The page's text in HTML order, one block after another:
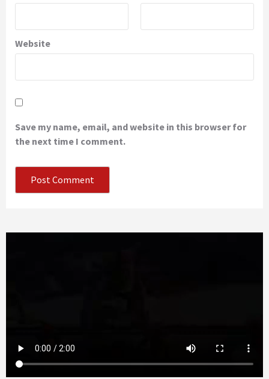
Website
Save my name, email, and website in this browser for
the next time I comment.